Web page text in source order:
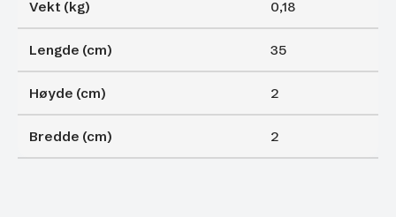
Vekt (kg) 0,18
Lengde (cm) 35
Høyde (cm) 2
Bredde (cm) 2